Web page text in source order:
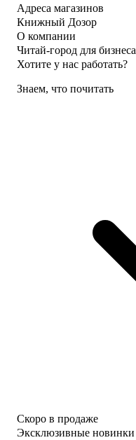
Адреса магазинов
Книжный Дозор
О компании
Читай-город для бизнеса
Хотите у нас работать?
Знаем, что почитать
Скоро в продаже
Эксклюзивные новинки